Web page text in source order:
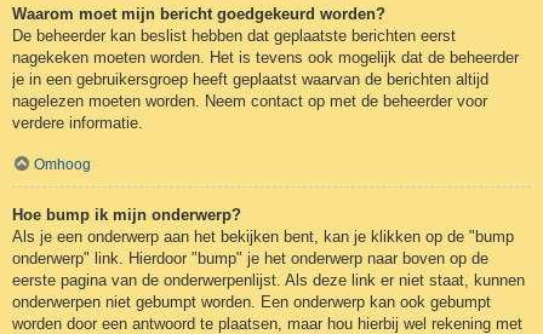
Waarom moet mijn bericht goedgekeurd worden?
De beheerder kan beslist hebben dat geplaatste berichten eerst
nagekeken moeten worden. Het is tevens ook mogelijk dat de beheerder
je in een gebruikersgroep heeft geplaatst waarvan de berichten altijd
nagelezen moeten worden. Neem contact op met de beheerder voor
verdere informatie.
Omhoog
Hoe bump ik mijn onderwerp?
Als je een onderwerp aan het bekijken bent, kan je klikken op de "bump
onderwerp" link. Hierdoor "bump" je het onderwerp naar boven op de
eerste pagina van de onderwerpenlijst. Als deze link er niet staat, kunnen
onderwerpen niet gebumpt worden. Een onderwerp kan ook gebumpt
worden door een antwoord te plaatsen, maar hou hierbij wel rekening met